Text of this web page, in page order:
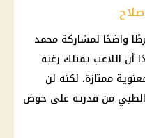
واضحًا لمشاركة محمد
أن اللاعب يمتلك رغبة
ممتازة، لكنه لن
والطبي من قدرته على خوض